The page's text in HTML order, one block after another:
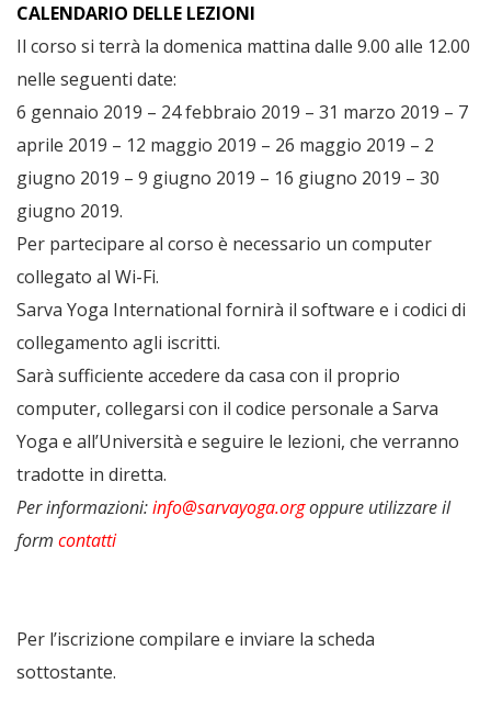
CALENDARIO DELLE LEZIONI
Il corso si terrà la domenica mattina dalle 9.00 alle 12.00
nelle seguenti date:
6 gennaio 2019 – 24 febbraio 2019 – 31 marzo 2019 – 7
aprile 2019 – 12 maggio 2019 – 26 maggio 2019 – 2
giugno 2019 – 9 giugno 2019 – 16 giugno 2019 – 30
giugno 2019.
Per partecipare al corso è necessario un computer
collegato al Wi-Fi.
Sarva Yoga International fornirà il software e i codici di
collegamento agli iscritti.
Sarà sufficiente accedere da casa con il proprio
computer, collegarsi con il codice personale a Sarva
Yoga e all’Università e seguire le lezioni, che verranno
tradotte in diretta.
Per informazioni:info@sarvayoga.orgoppure utilizzare il
form contatti
Per l’iscrizione compilare e inviare la scheda
sottostante.